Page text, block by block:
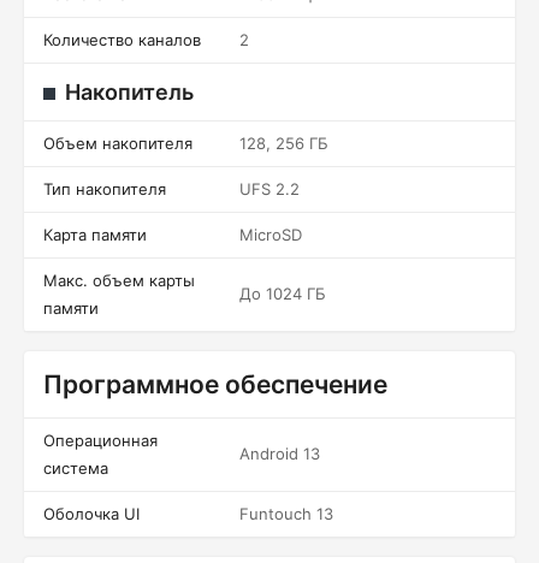
Количество каналов 2
Накопитель
Объем накопителя 128, 256 ГБ
Тип накопителя UFS 2.2
Карта памяти MicroSD
Макс. объем карты
памяти
До 1024 ГБ
Программное обеспечение
Операционная
система
Android 13
Оболочка UI Funtouch 13